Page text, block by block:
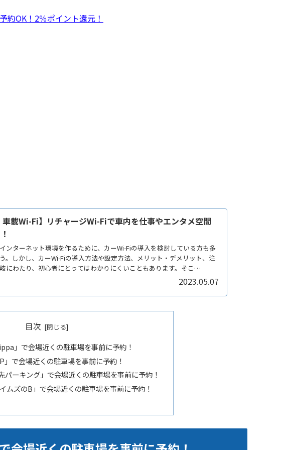
約OK！2％ポイント還元！
車載Wi-Fi】リチャージWi-Fiで車内を仕事やエンタメ空間
ンターネット環境を作るために、カーWi-Fiの導入を検討している方も多
。しかし、カーWi-Fiの導入方法や設定方法、メリット・デメリット、注
にわたり、初心者にとってはわかりにくいこともあります。そこ
2023.05.07
目次
」で会場近くの駐車場を事前に予約！
」で会場近くの駐車場を事前に予約！
パーキング」で会場近くの駐車場を事前に予約！
ムズのB」で会場近くの駐車場を事前に予約！